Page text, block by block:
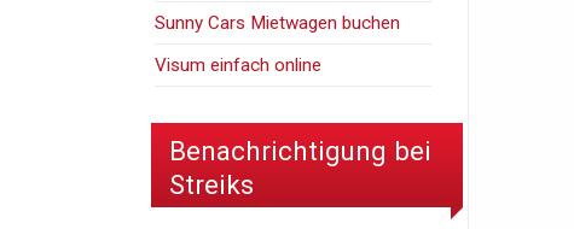
Sunny Cars Mietwagen buchen
Visum einfach online
Benachrichtigung bei
Streiks